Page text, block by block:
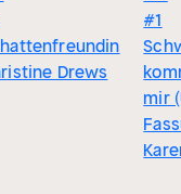
Drews
#1
mir